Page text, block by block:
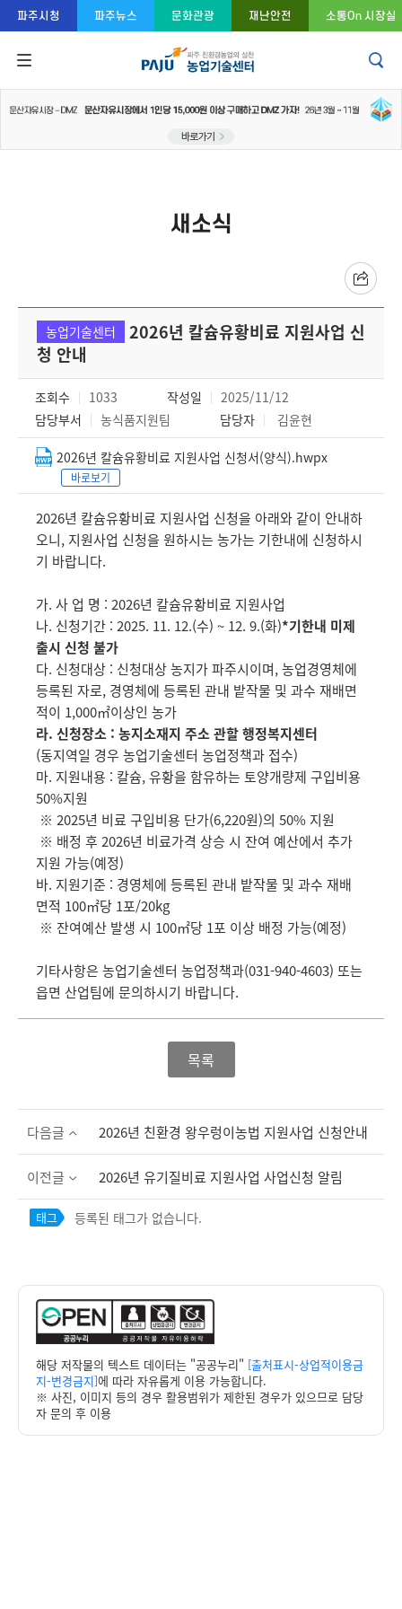
콘텐츠 바로가기
주메뉴 바로가기
푸터 바로가기
파주시청 파주뉴스 문화관광 재난안전 소통On 시장실
새소식
농업기술센터
2026년 칼슘유황비료 지원사업 신
청 안내
조회수 1033 작성일
2025/11/12
담당부서
농식품지원팀 담당자 김윤현
2026년 칼슘유황비료 지원사업 신청서(양식).hwpx
바로보기
2026년 칼슘유황비료 지원사업 신청을 아래와 같이 안내하
오니, 지원사업 신청을 원하시는 농가는 기한내에 신청하시
기 바랍니다.
가. 사 업 명 : 2026년 칼슘유황비료 지원사업
나. 신청기간 : 2025. 11. 12.(수) ~ 12. 9.(화)*기한내 미제
출시 신청 불가
다. 신청대상 : 신청대상 농지가 파주시이며, 농업경영체에
등록된 자로, 경영체에 등록된 관내 밭작물 및 과수 재배면
적이 1,000㎡이상인 농가
라. 신청장소 : 농지소재지 주소 관할 행정복지센터
(동지역일 경우 농업기술센터 농업정책과 접수)
마. 지원내용 : 칼슘, 유황을 함유하는 토양개량제 구입비용
50%지원
※ 2025년 비료 구입비용 단가(6,220원)의 50% 지원
※ 배정 후 2026년 비료가격 상승 시 잔여 예산에서 추가
지원 가능(예정)
바. 지원기준 : 경영체에 등록된 관내 밭작물 및 과수 재배
면적 100㎡당 1포/20kg
※ 잔여예산 발생 시 100㎡당 1포 이상 배정 가능(예정)
기타사항은 농업기술센터 농업정책과(031-940-4603) 또는
읍면 산업팀에 문의하시기 바랍니다.
목록
다음글 2026년 친환경 왕우렁이농법 지원사업 신청안내
이전글 2026년 유기질비료 지원사업 사업신청 알림
태그 등록된 태그가 없습니다.
해당 저작물의 텍스트 데이터는 "공공누리" [출처표시-상업적이용금
지-변경금지]에 따라 자유롭게 이용 가능합니다.
※ 사진, 이미지 등의 경우 활용범위가 제한된 경우가 있으므로 담당
자 문의 후 이용